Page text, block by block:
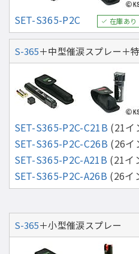
SET-S365-P2C 在庫あり
S-365＋中型催涙スプレー＋
SET-S365-P2C-C21B (21
SET-S365-P2C-C26B (26
SET-S365-P2C-A21B (21イ
SET-S365-P2C-A26B (26イ
S-365＋小型催涙スプレー